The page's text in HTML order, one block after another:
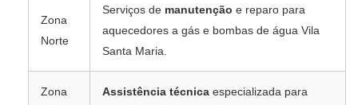
Zona
Norte
Serviços de manutenção e reparo para
aquecedores a gás e bombas de água Vila
Santa Maria.
Zona
Assistência técnica especializada para